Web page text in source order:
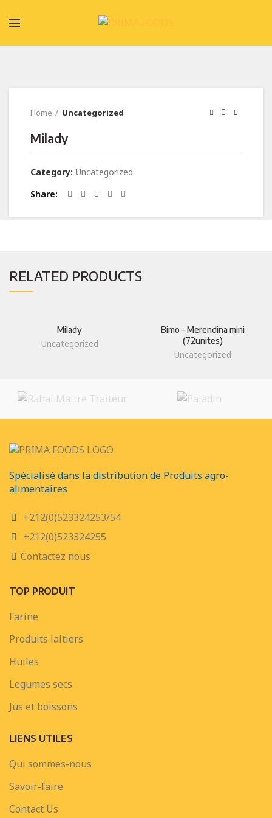
Home Uncategorized
Milady
Category: Uncategorized
Share
RELATED PRODUCTS
Milady
Uncategorized
Bimo – Merendina mini
(72unites)
Uncategorized
Spécialisé dans la distribution de Produits agro-
alimentaires
+212(0)523324253/54
+212(0)523324255
Contactez nous
TOP PRODUIT
Farine
Produits laitiers
Huiles
Legumes secs
Jus et boissons
LIENS UTILES
Qui sommes-nous
Savoir-faire
Contact Us